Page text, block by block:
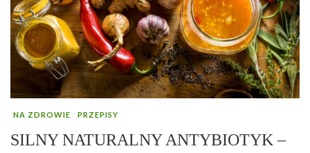
NA ZDROWIE PRZEPISY
SILNY NATURALNY ANTYBIOTYK –